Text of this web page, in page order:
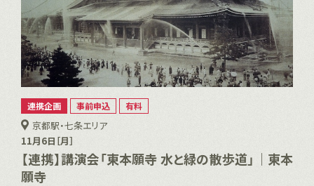
連携企画 事前申込 有料
京都駅・七条エリア
11月6日［月］
【連携】講演会「東本願寺 水と緑の散歩道」｜東本
願寺